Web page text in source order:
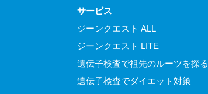
サービス
ジーンクエスト ALL
ジーンクエスト LITE
遺伝子検査で祖先のルーツを探る
遺伝子検査でダイエット対策